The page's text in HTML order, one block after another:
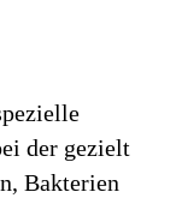
der gezielt
Bakterien